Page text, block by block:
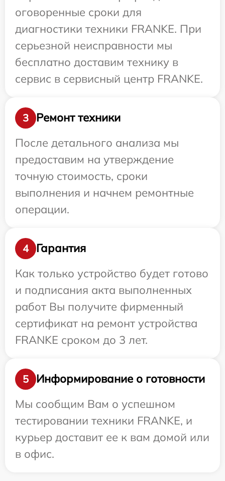
оговоренные сроки для
диагностики техники FRANKE. При
серьезной неисправности мы
бесплатно доставим технику в
сервис в сервисный центр FRANKE.
3
Ремонт техники
После детального анализа мы
предоставим на утверждение
точную стоимость, сроки
выполнения и начнем ремонтные
операции.
4
Гарантия
Как только устройство будет готово
и подписания акта выполненных
работ Вы получите фирменный
сертификат на ремонт устройства
FRANKE сроком до 3 лет.
5
Информирование о готовности
Мы сообщим Вам о успешном
тестировании техники FRANKE, и
курьер доставит ее к вам домой или
в офис.